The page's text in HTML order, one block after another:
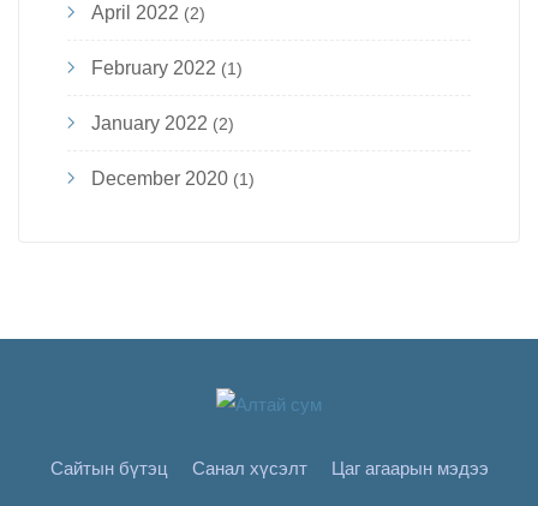
April 2022 (2)
February 2022 (1)
January 2022 (2)
December 2020 (1)
Сайтын бүтэц Санал хүсэлт Цаг агаарын мэдээ